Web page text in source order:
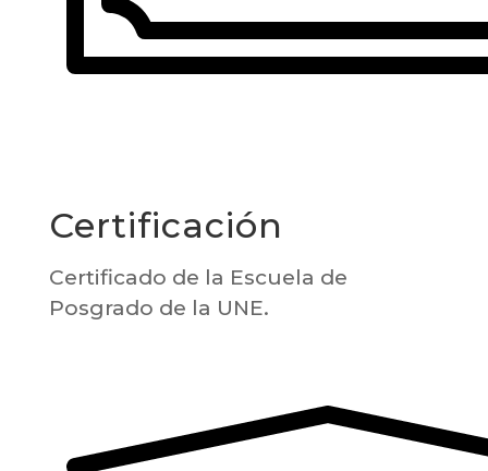
Certificación
Certificado de la Escuela de
Posgrado de la UNE.